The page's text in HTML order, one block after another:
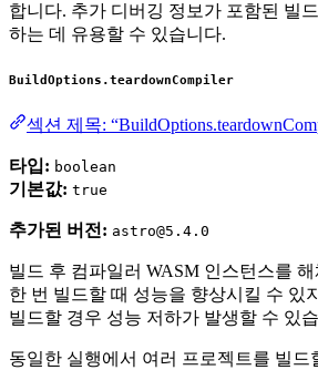
합니다. 추가 디버깅 정보가 포함된 빌
하는 데 유용할 수 있습니다.
BuildOptions.teardownCompiler
섹션 제목:
타입: boolean
기본값: true
추가된 버전: astro@5.4.0
빌드 후 컴파일러 WASM 인스턴스를
한 번 빌드할 때 성능을 향상시킬 수 있
빌드할 경우 성능 저하가 발생할 수 있
동일한 실행에서 여러 프로젝트를 빌드